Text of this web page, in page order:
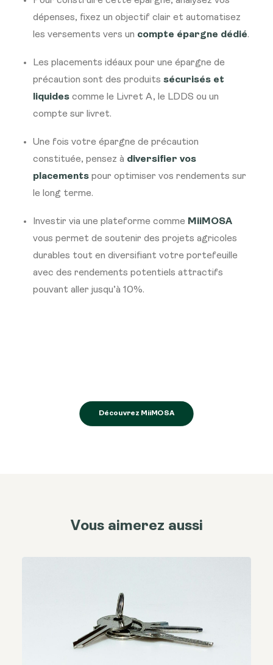
dépenses, fixez un objectif clair et automatisez
les versements vers un compte épargne dédié.
Les placements idéaux pour une épargne de
précaution sont des produits sécurisés et
liquides comme le Livret A, le LDDS ou un
compte sur livret.
Une fois votre épargne de précaution
constituée, pensez à diversifier vos
placements pour optimiser vos rendements sur
le long terme.
Investir via une plateforme comme MiiMOSA
vous permet de soutenir des projets agricoles
durables tout en diversifiant votre portefeuille
avec des rendements potentiels attractifs
pouvant aller jusqu’à 10%.
Découvrez MiiMOSA
Vous aimerez aussi